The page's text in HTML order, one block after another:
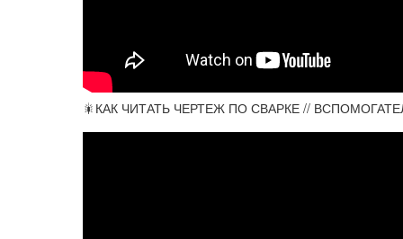
🎇КАК ЧИТАТЬ ЧЕРТЕЖ ПО СВАРКЕ //